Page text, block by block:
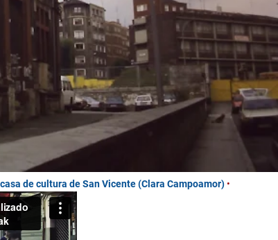
de cultura de San Vicente (Clara Campoamor) •